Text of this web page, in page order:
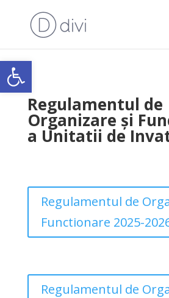
Open toolbar
Regulamentul de
Organizare și
a Unitatii de
Regulamentul de
Functionare 2025-
Regulamentul de